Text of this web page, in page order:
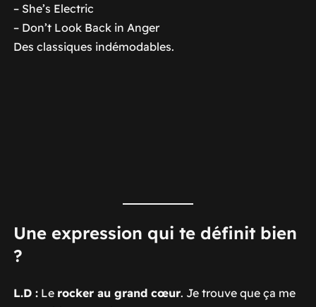
– She’s Electric
– Don’t Look Back in Anger
Des classiques indémodables.
Une expression qui te définit bien
?
L.D :Le rocker au grand cœur. Je trouve que ça me